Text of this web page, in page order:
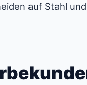
auf Stahl